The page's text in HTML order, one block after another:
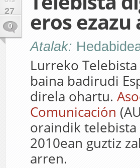
27
0
eros
Atalak:
Lurreko
baina badirudi
direla ohartu.
Comunicación
oraindik telebista
2010ean guztiz
arren.